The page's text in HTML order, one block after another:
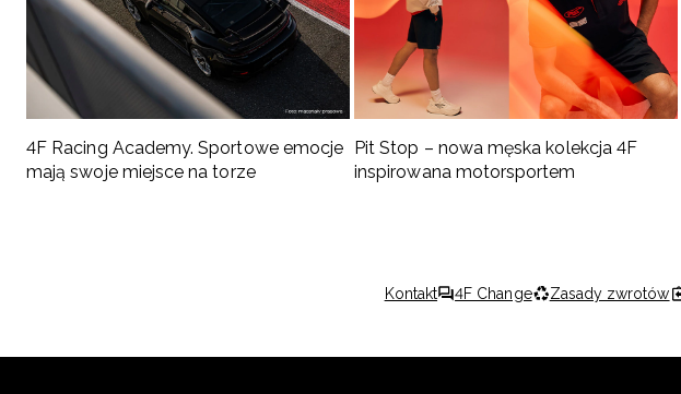
4F Racing Academy. Sportowe emocje
mają swoje miejsce na torze
Pit Stop – nowa męska kolekcja 4F
inspirowana motorsportem
Kontakt 4F Change Zasady zwrotów